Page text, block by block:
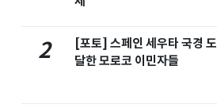
2
[포토] 스페인 세우타 국경 도
달한 모로코 이민자들